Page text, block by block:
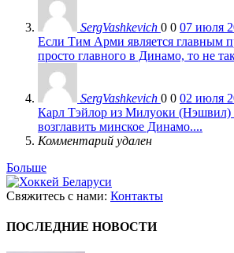
SergVashkevich 0 0 07 июля
Если Тим Арми является главным
просто главного в Динамо, то не
SergVashkevich 0 0 02 июля
Карл Тэйлор из Милуоки (Нэшвил)
возглавить минское Динамо....
Комментарий удален
Больше
Свяжитесь с нами: Контакты
ПОСЛЕДНИЕ НОВОСТИ